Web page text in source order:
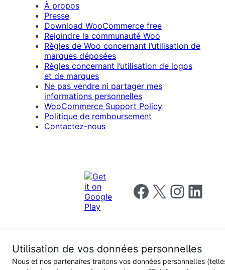
À propos
Presse
Download WooCommerce free
Rejoindre la communauté Woo
Règles de Woo concernant l’utilisation de
marques déposées
Règles concernant l’utilisation de logos
et de marques
Ne pas vendre ni partager mes
informations personnelles
WooCommerce Support Policy
Politique de remboursement
Contactez-nous
Follow us on Facebook
Follow us on X Follow us on
Follow us
Terms and Privacy
Privacy
Notice
Utilisation de vos données personnelles
Nous et nos partenaires traitons vos données personnelles